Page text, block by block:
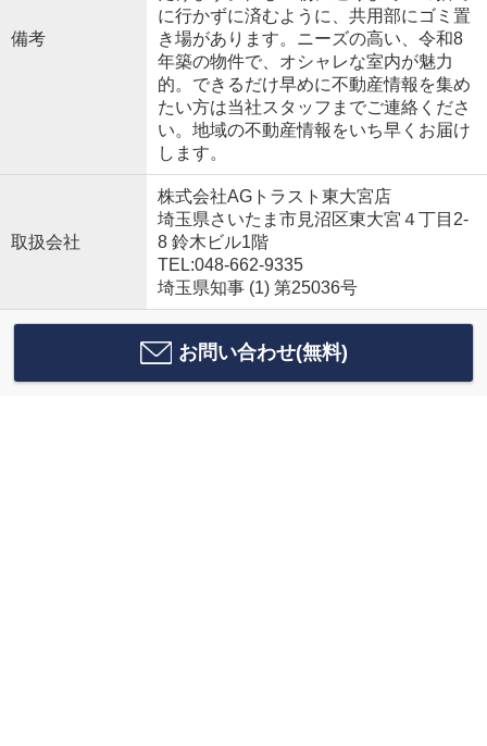
備考
に行かずに済むように、共用部にゴミ置
き場があります。ニーズの高い、令和8
年築の物件で、オシャレな室内が魅力
的。できるだけ早めに不動産情報を集め
たい方は当社スタッフまでご連絡くださ
い。地域の不動産情報をいち早くお届け
します。
取扱会社
株式会社AGトラスト東大宮店
埼玉県さいたま市見沼区東大宮４丁目2-
8 鈴木ビル1階
TEL:048-662-9335
埼玉県知事 (1) 第25036号
お問い合わせ(無料)